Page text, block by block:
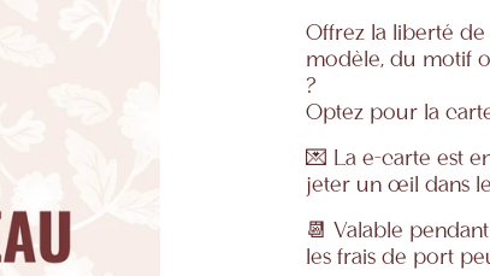
Offrez la liberté de
modèle, du motif
?
Optez pour la
💌 La e-carte est
jeter un œil dans
📆 Valable
les frais de port